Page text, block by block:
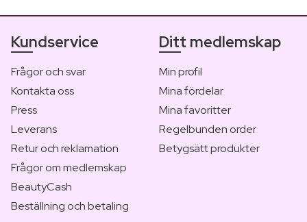
Kundservice
Frågor och svar
Kontakta oss
Press
Leverans
Retur och reklamation
Frågor om medlemskap
BeautyCash
Beställning och betaling
Ditt medlemskap
Min profil
Mina fördelar
Mina favoritter
Regelbunden order
Betygsätt produkter